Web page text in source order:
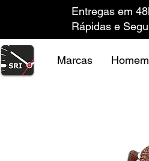
Entregas em
Rápidas e
Marcas Homem